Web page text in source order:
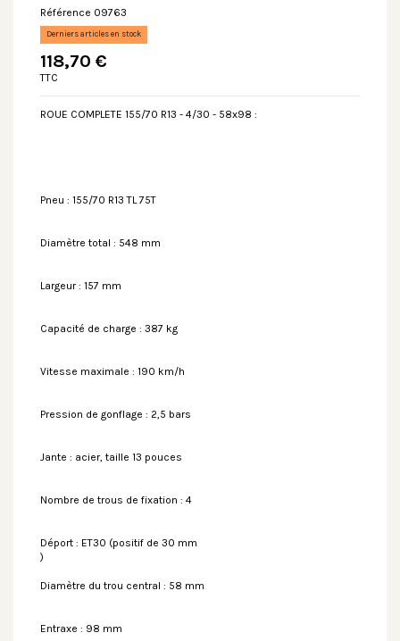
Référence 09763
Derniers articles en stock
118,70 €
TTC
ROUE COMPLETE 155/70 R13 - 4/30 - 58x98 :
Pneu : 155/70 R13 TL 75T
Diamètre total : 548 mm
Largeur : 157 mm
Capacité de charge : 387 kg
Vitesse maximale : 190 km/h
Pression de gonflage : 2,5 bars
Jante : acier, taille 13 pouces
Nombre de trous de fixation : 4
Déport : ET30 (positif de 30 mm
)
Diamètre du trou central : 58 mm
Entraxe : 98 mm